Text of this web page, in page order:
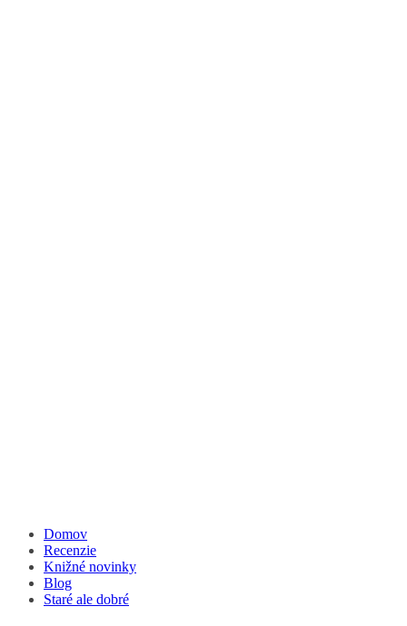
Domov
Recenzie
Knižné novinky
Blog
Staré ale dobré